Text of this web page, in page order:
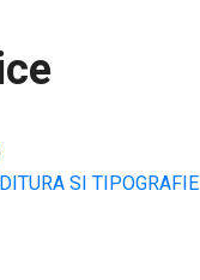
SI TIPOGRAFIE